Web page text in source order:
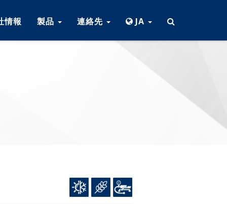
情報 製品 連絡先 JA